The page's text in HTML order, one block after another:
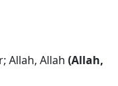
Allah, Allah (Allah,